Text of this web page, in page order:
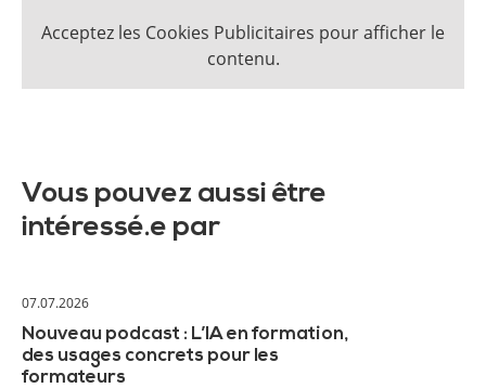
Acceptez les Cookies Publicitaires pour afficher le
contenu.
Vous pouvez aussi être
intéressé.e par
07.07.2026
Nouveau podcast : L’IA en formation,
des usages concrets pour les
formateurs